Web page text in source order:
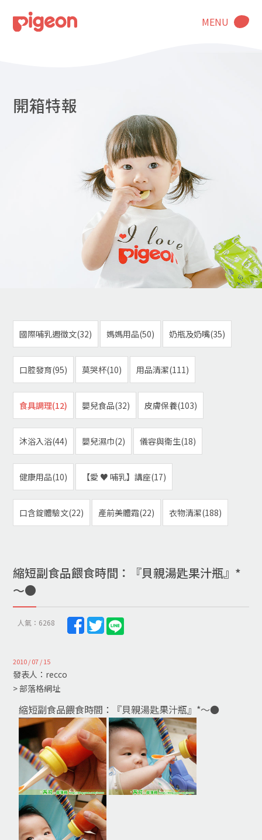
MENU
開箱特報
國際哺乳週徵文(32) 媽媽用品(50) 奶瓶及奶嘴(35)
口腔發育(95) 莫哭杯(10) 用品清潔(111)
食具調理(12) 嬰兒食品(32) 皮膚保養(103)
沐浴入浴(44) 嬰兒濕巾(2) 儀容與衛生(18)
健康用品(10) 【愛 ♥ 哺乳】講座(17)
口含錠體驗文(22) 產前美體霜(22) 衣物清潔(188)
縮短副食品餵食時間：『貝親湯匙果汁瓶』*
～●
人氣：6268
2010 / 07 / 15
發表人：recco
> 部落格網址
縮短副食品餵食時間：『貝親湯匙果汁瓶』*～●